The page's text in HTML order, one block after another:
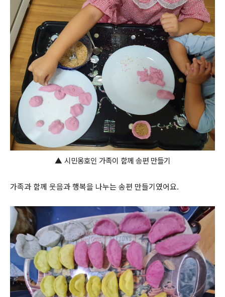
▲ 시민옹호인 가족이 함께 송편 만들기
가족과 함께 웃음과 행복을 나누는 송편 만들기였어요.